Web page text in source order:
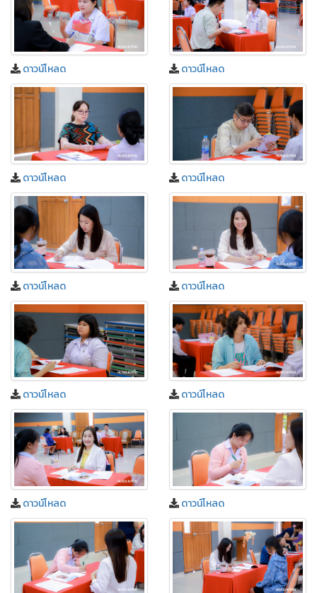
ดาวน์โหลด ดาวน์โหลด
ดาวน์โหลด ดาวน์โหลด
ดาวน์โหลด ดาวน์โหลด
ดาวน์โหลด ดาวน์โหลด
ดาวน์โหลด ดาวน์โหลด